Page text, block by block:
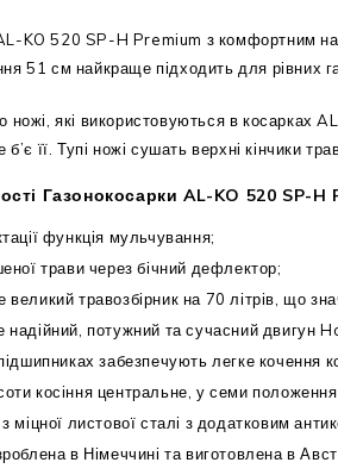
KO 520 SP-H Premium з комфортним
51 см найкраще підходить для рівних
ножі, які використовуються в косарках
б’є її. Тупі ножі сушать верхні кінчики
Газонокосарки AL-KO 520 SP-H
функція мульчування;
трави через бічний дефлектор;
травозбірник на 70 літрів, що
надійний, потужний та сучасний двигун
забезпечують легке кочення
косіння центральне, у семи
міцної листової сталі з додатковим
в Німеччині та виготовлена в